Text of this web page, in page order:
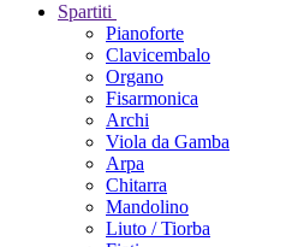
Spartiti
Pianoforte
Clavicembalo
Organo
Fisarmonica
Archi
Viola da Gamba
Arpa
Chitarra
Mandolino
Liuto / Tiorba